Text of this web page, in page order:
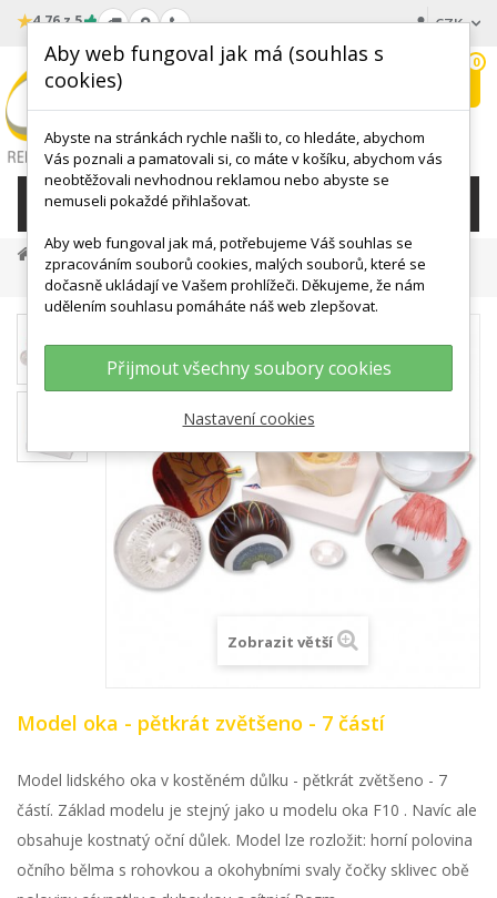
★4.76 z 5 CZK
wishlist
0
KATEGORIE
ANATOMICKÉ MODELY Hlava
Modely Oka
Model Oka - Pětkrát Zvětšeno - 7 Částí
Zobrazit větší
Model oka - pětkrát zvětšeno - 7 částí
Model lidského oka v kostěném důlku - pětkrát zvětšeno - 7
částí. Základ modelu je stejný jako u modelu oka F10 . Navíc ale
obsahuje kostnatý oční důlek. Model lze rozložit: horní polovina
očního bělma s rohovkou a okohybními svaly čočky sklivec obě
Aby web fungoval jak má (souhlas s
cookies)
Abyste na stránkách rychle našli to, co hledáte, abychom
Vás poznali a pamatovali si, co máte v košíku, abychom vás
neobtěžovali nevhodnou reklamou nebo abyste se
nemuseli pokaždé přihlašovat.
Aby web fungoval jak má, potřebujeme Váš souhlas se
zpracováním souborů cookies, malých souborů, které se
dočasně ukládají ve Vašem prohlížeči. Děkujeme, že nám
udělením souhlasu pomáháte náš web zlepšovat.
Přijmout všechny soubory cookies
Nastavení cookies